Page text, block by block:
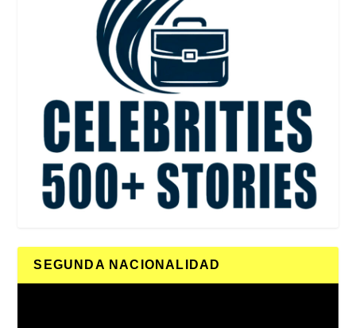
SEGUNDA NACIONALIDAD